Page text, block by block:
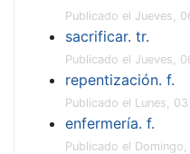
Publicado el Jueves,
sacrificar. tr.
Publicado el Jueves,
repentización. f.
Publicado el Lunes,
enfermería. f.
Publicado el